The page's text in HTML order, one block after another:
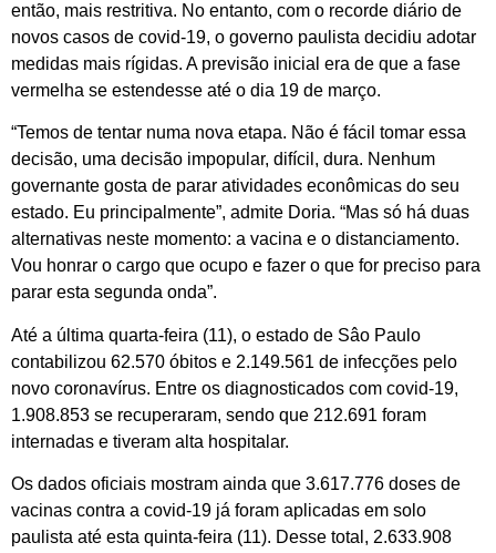
então, mais restritiva. No entanto, com o recorde diário de
novos casos de covid-19, o governo paulista decidiu adotar
medidas mais rígidas. A previsão inicial era de que a fase
vermelha se estendesse até o dia 19 de março.
“Temos de tentar numa nova etapa. Não é fácil tomar essa
decisão, uma decisão impopular, difícil, dura. Nenhum
governante gosta de parar atividades econômicas do seu
estado. Eu principalmente”, admite Doria. “Mas só há duas
alternativas neste momento: a vacina e o distanciamento.
Vou honrar o cargo que ocupo e fazer o que for preciso para
parar esta segunda onda”.
Até a última quarta-feira (11), o estado de Sâo Paulo
contabilizou 62.570 óbitos e 2.149.561 de infecções pelo
novo coronavírus. Entre os diagnosticados com covid-19,
1.908.853 se recuperaram, sendo que 212.691 foram
internadas e tiveram alta hospitalar.
Os dados oficiais mostram ainda que 3.617.776 doses de
vacinas contra a covid-19 já foram aplicadas em solo
paulista até esta quinta-feira (11). Desse total, 2.633.908